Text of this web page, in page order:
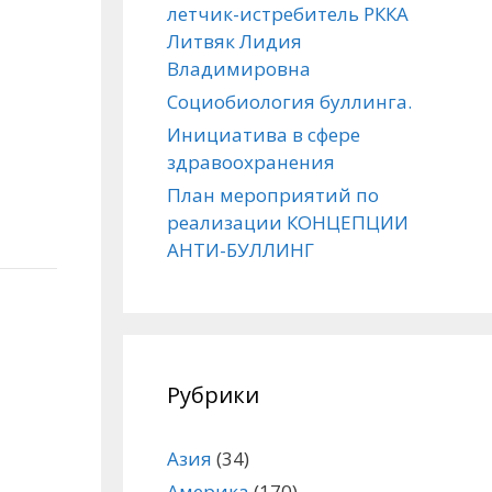
летчик-истребитель РККА
Литвяк Лидия
Владимировна
Социобиология буллинга.
Инициатива в сфере
здравоохранения
План мероприятий по
реализации КОНЦЕПЦИИ
АНТИ-БУЛЛИНГ
Рубрики
Азия (34)